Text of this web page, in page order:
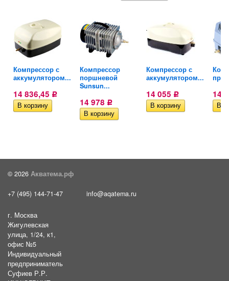
Компрессор с
аккумулятором...
14 836,45 Р
Компрессор
поршневой
Sunsun...
14 978 Р
Компрессор с
аккумулятором...
14 055 Р 14
© 2026 Акватема.рф
+7 (495) 144-71-47 info@aqatema.ru
г. Москва
Жигулевская
улица, 1/24, к1,
офис №5
Индивидуальный
предприниматель
Суфиев Р.Р.